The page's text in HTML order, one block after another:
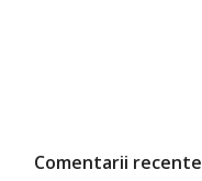
Comentarii recente